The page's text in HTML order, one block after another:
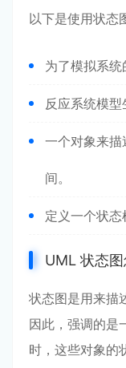
以下是使用状态
为了模拟系统
反应系统模型
一个对象来
间。
定义一个状态
UML 状态
状态图是用来描
因此，强调的是
时，这些对象的